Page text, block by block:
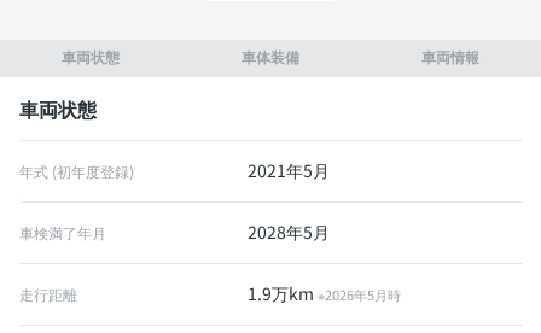
車両状態 車体装備 車両情報
車両状態
年式 (初年度登録) 2021年5月
車検満了年月 2028年5月
走行距離 1.9万km※2026年5月時